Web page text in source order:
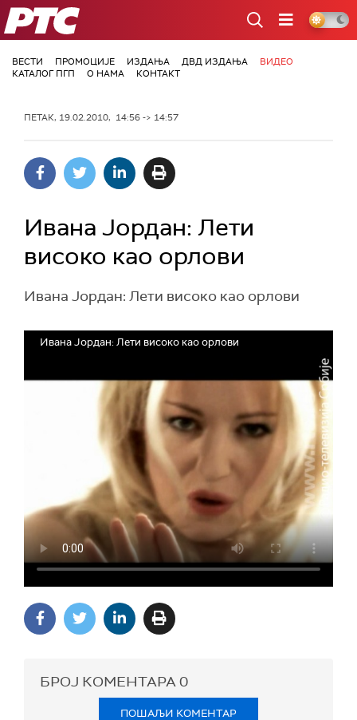
РТС
ВЕСТИ ПРОМОЦИЈЕ ИЗДАЊА ДВД ИЗДАЊА
ВИДЕО
КАТАЛОГ ПГП
О НАМА КОНТАКТ
ПЕТАК, 19.02.2010, 14:56 -> 14:57
Ивана Јордан: Лети
високо као орлови
Ивана Јордан: Лети високо као орлови
Ивана Јордан: Лети високо као орлови
БРОЈ КОМЕНТАРА0
ПОШАЉИ КОМЕНТАР